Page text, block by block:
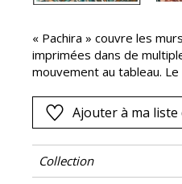
« Pachira » couvre les
imprimées dans de
mouvement au tableau.
dessin. La richesse se
parfois d’une touche de
Ajouter à ma liste
Collection